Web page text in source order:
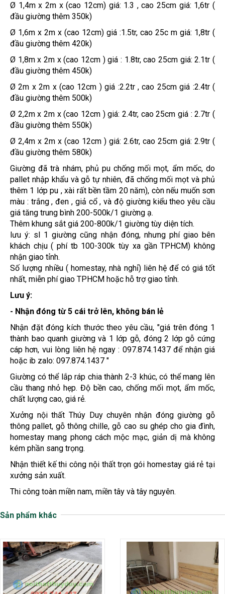
Ø 1,4m x 2m x (cao 12cm) giá: 1.3 , cao 25cm giá: 1,6tr (
đầu giường thêm 350k)
Ø 1,6m x 2m x (cao 12cm) giá :1.5tr, cao 25c m giá: 1,8tr (
đầu giường thêm 420k)
Ø 1,8m x 2m x (cao 12cm ) giá : 1.8tr, cao 25cm giá: 2.1tr (
đầu giường thêm 450k)
Ø 2m x 2m x (cao 12cm ) giá :2.2tr , cao 25cm giá :2.4tr (
đầu giường thêm 500k)
Ø 2,2m x 2m x (cao 12cm ) giá: 2.4tr, cao 25cm giá : 2.7tr (
đầu giường thêm 550k)
Ø 2,4m x 2m x (cao 12cm ) giá: 2.6tr, cao 25cm giá: 2.9tr (
đầu giường thêm 580k)
Giường đã trà nhám, phủ pu chống mối mọt, ẩm mốc, do
pallet nhập khẩu và gỗ tự nhiên, đã chống mối mọt và phủ
thêm 1 lớp pu , xài rất bền tầm 20 năm), còn nếu muốn sơn
màu : trắng , đen , giả cổ , và độ giường kiểu theo yêu cầu
giá tăng trung bình 200-500k/1 giường ạ.
Thêm khung sắt giá 200-800k/1 giường tùy diện tích.
lưu ý: sl 1 giường cũng nhận đóng, nhưng phí giao bên
khách chịu ( phí tb 100-300k tùy xa gần TPHCM) không
nhận giao tỉnh.
Số lượng nhiều ( homestay, nhà nghỉ) liên hệ để có giá tốt
nhất, miễn phí giao TPHCM hoặc hỗ trợ giao tỉnh.
Lưu ý:
- Nhận đóng từ 5 cái trở lên, không bán lẻ
Nhận đặt đóng kích thước theo yêu cầu, "giá trên đóng 1
thành bao quanh giường và 1 lớp gỗ, đóng 2 lớp gỗ cứng
cáp hơn, vui lòng liên hệ ngay : 097.874.1437để nhận giá
hoặc ib zalo: 097.874.1437 "
Giường có thể lắp ráp chia thành 2-3 khúc, có thể mang lên
cầu thang nhỏ hẹp. Độ bền cao, chống mối mọt, ẩm mốc,
chất lượng cao, giá rẻ.
Xưởng nội thất Thúy Duy chuyên nhận đóng giường gỗ
thông pallet, gỗ thông chille, gỗ cao su ghép cho gia đình,
homestay mang phong cách mộc mạc, giản dị mà không
kém phần sang trọng.
Nhận thiết kế thi công nội thất trọn gói homestay giá rẻ tại
xưởng sản xuất.
Thi công toàn miền nam, miền tây và tây nguyên.
Sản phẩm khác